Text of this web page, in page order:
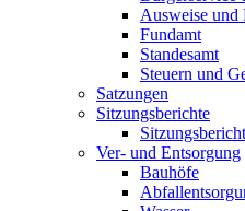
Ausweise und
Fundamt
Standesamt
Steuern und
Satzungen
Sitzungsberichte
Ver- und Entsorgung
Bauhöfe